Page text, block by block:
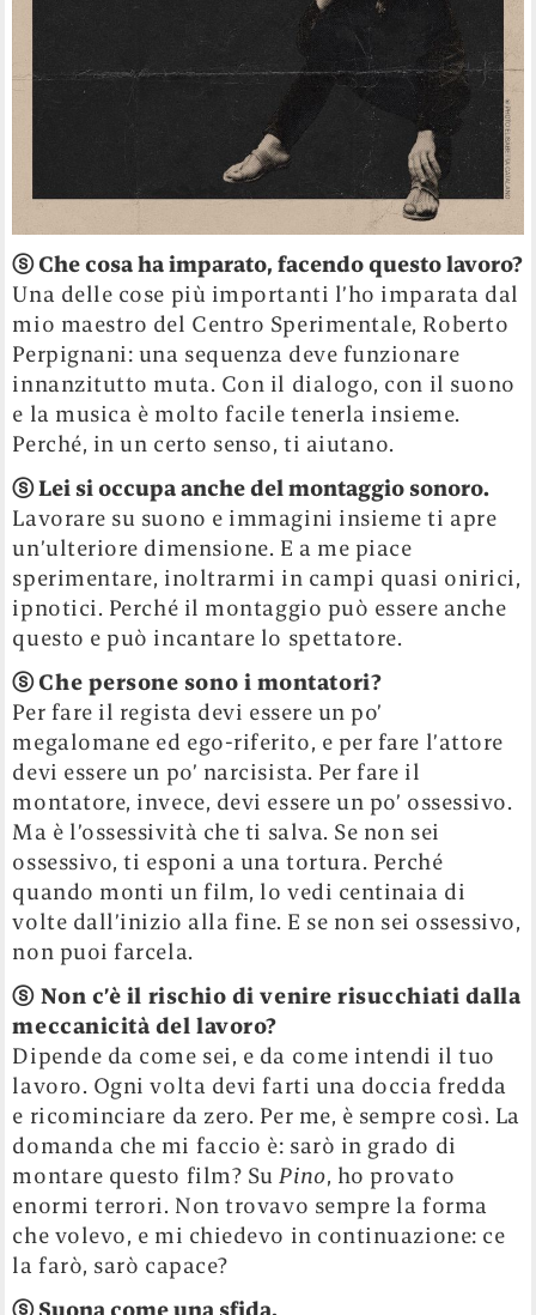
ⓢChe cosa ha imparato, facendo questo lavoro?
Una delle cose più importanti l’ho imparata dal
mio maestro del Centro Sperimentale, Roberto
Perpignani: una sequenza deve funzionare
innanzitutto muta. Con il dialogo, con il suono
e la musica è molto facile tenerla insieme.
Perché, in un certo senso, ti aiutano.
ⓢLei si occupa anche del montaggio sonoro.
Lavorare su suono e immagini insieme ti apre
un’ulteriore dimensione. E a me piace
sperimentare, inoltrarmi in campi quasi onirici,
ipnotici. Perché il montaggio può essere anche
questo e può incantare lo spettatore.
ⓢChe persone sono i montatori?
Per fare il regista devi essere un po’
megalomane ed ego-riferito, e per fare l’attore
devi essere un po’ narcisista. Per fare il
montatore, invece, devi essere un po’ ossessivo.
Ma è l’ossessività che ti salva. Se non sei
ossessivo, ti esponi a una tortura. Perché
quando monti un film, lo vedi centinaia di
volte dall’inizio alla fine. E se non sei ossessivo,
non puoi farcela.
ⓢ Non c’è il rischio di venire risucchiati dalla
meccanicità del lavoro?
Dipende da come sei, e da come intendi il tuo
lavoro. Ogni volta devi farti una doccia fredda
e ricominciare da zero. Per me, è sempre così. La
domanda che mi faccio è: sarò in grado di
montare questo film? SuPino, ho provato
enormi terrori. Non trovavo sempre la forma
che volevo, e mi chiedevo in continuazione: ce
la farò, sarò capace?